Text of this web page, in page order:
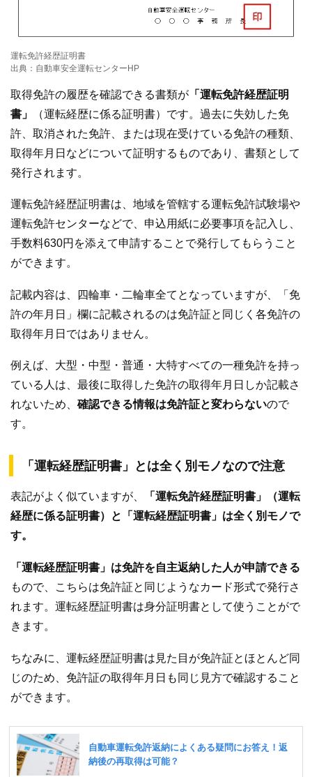
運転免許経歴証明書
出典：自動車安全運転センターHP
取得免許の履歴を確認できる書類が 「運転免許経歴証明
書」
（運転経歴に係る証明書）です。過去に失効した免
許、取消された免許、または現在受けている免許の種類、
取得年月日などについて証明するものであり、書類として
発行されます。
運転免許経歴証明書は、地域を管轄する運転免許試験場や
運転免許センターなどで、申込用紙に必要事項を記入し、
手数料630円を添えて申請することで発行してもらうこと
ができます。
記載内容は、四輪車・二輪車全てとなっていますが、「免
許の年月日」欄に記載されるのは免許証と同じく各免許の
取得年月日ではありません。
例えば、大型・中型・普通・大特すべての一種免許を持っ
ている人は、最後に取得した免許の取得年月日しか記載さ
れないため、 確認できる情報は免許証と変わらないので
す。
「運転経歴証明書」とは全く別モノなので注意
表記がよく似ていますが、
「運転免許経歴証明書」（運転
経歴に係る証明書）と「運転経歴証明書」は全く別モノで
す。
「運転経歴証明書」は免許を自主返納した人が申請できる
もので、こちらは免許証と同じようなカード形式で発行さ
れます。運転経歴証明書は身分証明書として使うことがで
きます。
ちなみに、運転経歴証明書は見た目が免許証とほとんど同
じのため、免許証の取得年月日も同じ見方で確認すること
ができます。